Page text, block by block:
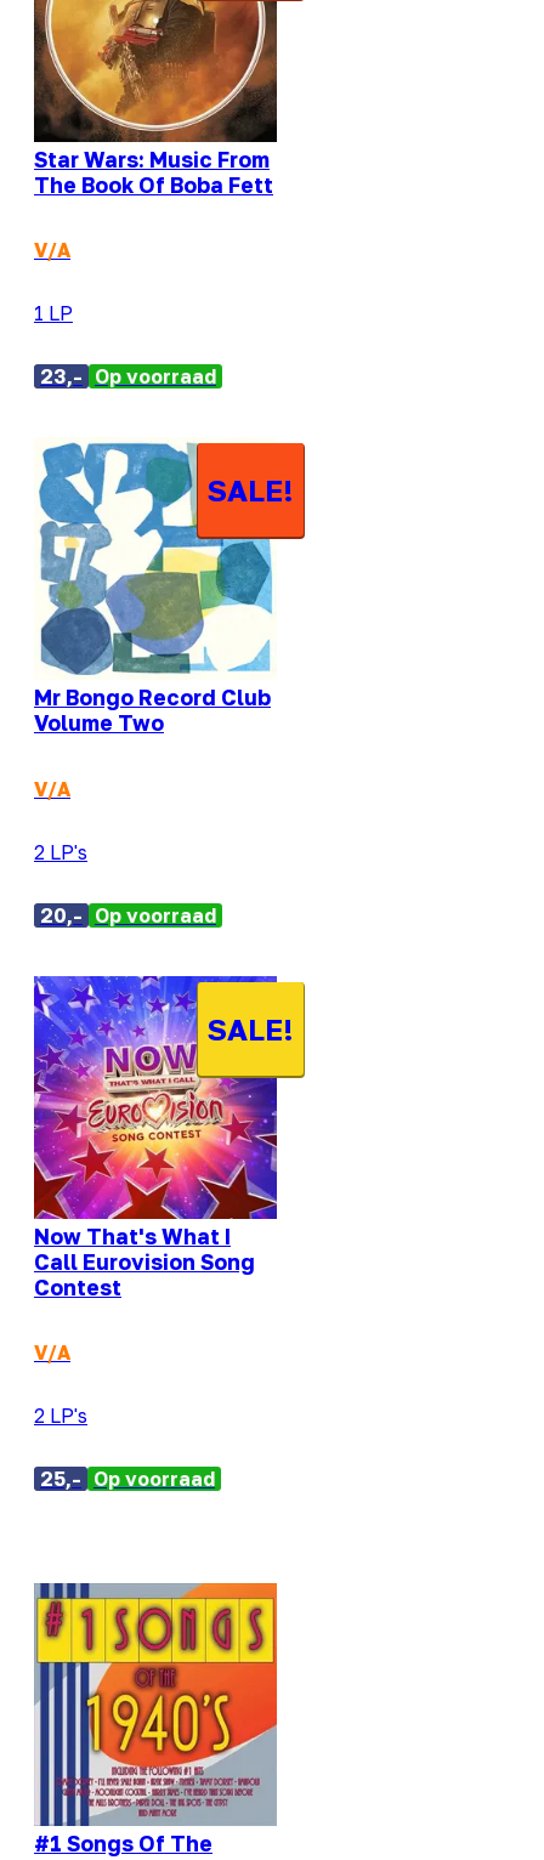
Star Wars: Music From
The Book Of Boba Fett
V/A
1 LP
23,- Op voorraad
SALE!
Mr Bongo Record Club
Volume Two
V/A
2 LP's
20,- Op voorraad
SALE!
Now That's What I
Call Eurovision Song
Contest
V/A
2 LP's
25,- Op voorraad
#1 Songs Of The